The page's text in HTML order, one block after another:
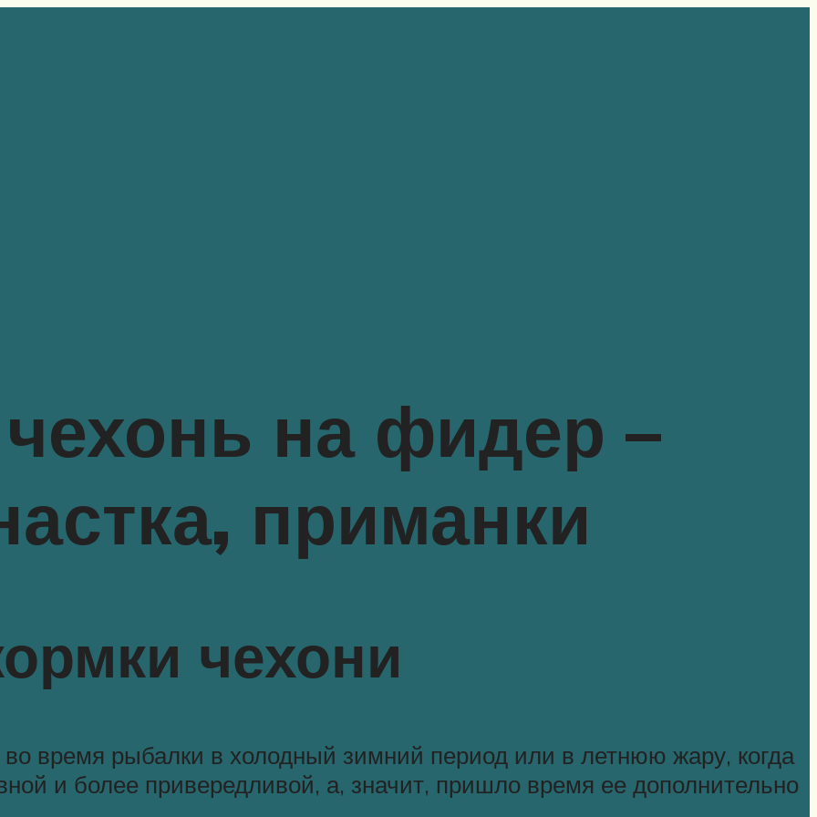
на фидер –
приманки
чехони
во время рыбалки в холодный зимний период или в летнюю жару, когда
и более привередливой, а, значит, пришло время ее дополнительно